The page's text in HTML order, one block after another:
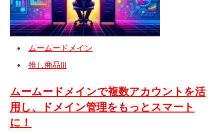
安
心！
ム
ー
ム
ー
メ
イ
ムームードメイン
推し商品III
ムームードメインで複数アカウントを活
用し、ドメイン管理をもっとスマート
に！